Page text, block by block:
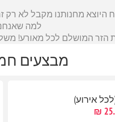
היוצא מחנותנו מקבל לא
למה
הזר המושלם לכל מאורע!
מבצעים
אירוע)